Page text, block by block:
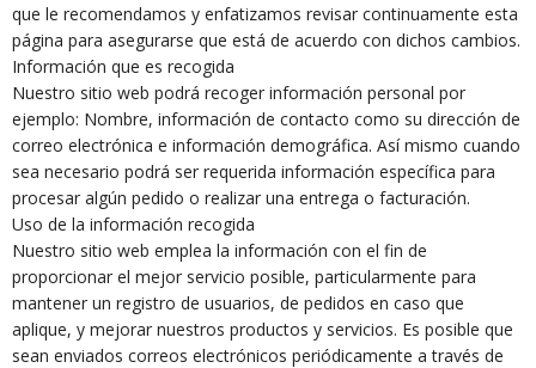
que le recomendamos y enfatizamos revisar continuamente esta
página para asegurarse que está de acuerdo con dichos cambios.
Información que es recogida
Nuestro sitio web podrá recoger información personal por
ejemplo: Nombre, información de contacto como su dirección de
correo electrónica e información demográfica. Así mismo cuando
sea necesario podrá ser requerida información específica para
procesar algún pedido o realizar una entrega o facturación.
Uso de la información recogida
Nuestro sitio web emplea la información con el fin de
proporcionar el mejor servicio posible, particularmente para
mantener un registro de usuarios, de pedidos en caso que
aplique, y mejorar nuestros productos y servicios. Es posible que
sean enviados correos electrónicos periódicamente a través de